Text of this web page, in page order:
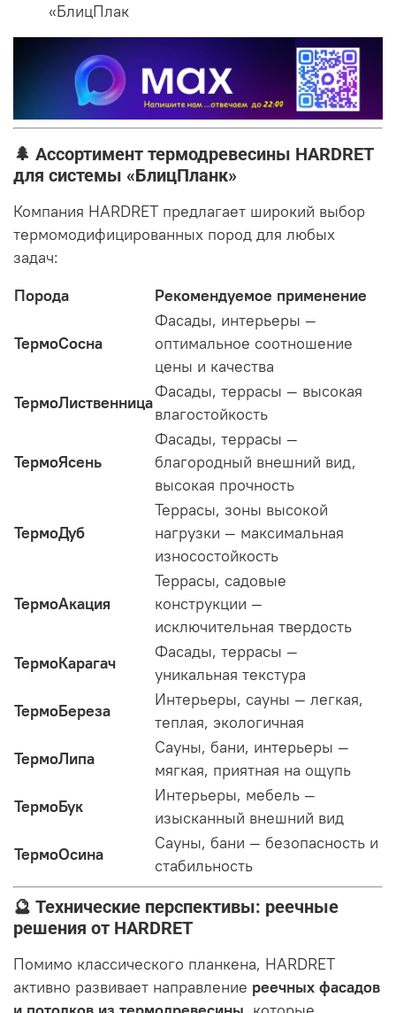
«БлицПлак
🌲 Ассортимент термодревесины HARDRET
для системы «БлицПланк»
Компания HARDRET предлагает широкий выбор
термомодифицированных пород для любых
задач:
Порода
Рекомендуемое применение
ТермоСосна
Фасады, интерьеры —
оптимальное соотношение
цены и качества
ТермоЛиственница
Фасады, террасы — высокая
влагостойкость
ТермоЯсень
Фасады, террасы —
благородный внешний вид,
высокая прочность
ТермоДуб
Террасы, зоны высокой
нагрузки — максимальная
износостойкость
ТермоАкация
Террасы, садовые
конструкции —
исключительная твердость
ТермоКарагач
Фасады, террасы —
уникальная текстура
ТермоБереза
Интерьеры, сауны — легкая,
теплая, экологичная
ТермоЛипа
Сауны, бани, интерьеры —
мягкая, приятная на ощупь
ТермоБук
Интерьеры, мебель —
изысканный внешний вид
ТермоОсина
Сауны, бани — безопасность и
стабильность
🔮 Технические перспективы: реечные
решения от HARDRET
Помимо классического планкена, HARDRET
активно развивает направление реечных фасадов